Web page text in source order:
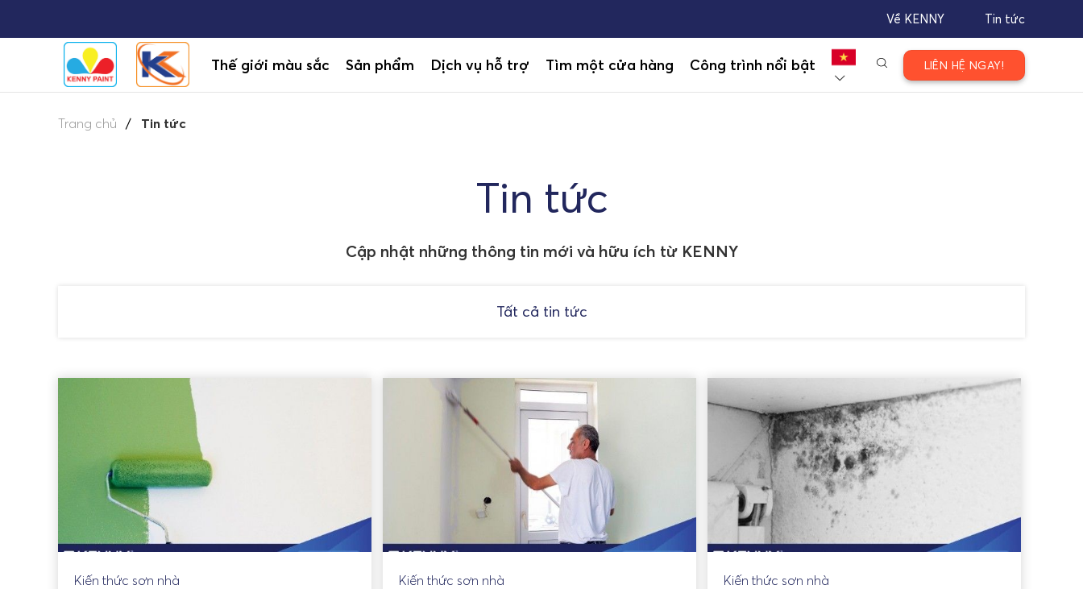
Tin tức
Về KENNY
Thế giới màu sắc Sản phẩm Dịch vụ hỗ trợ Tìm một cửa hàng Công trình nổi bật LIÊN HỆ NGAY!
Trang chủ Tin tức
Tin tức
Cập nhật những thông tin mới và hữu ích từ KENNY
Tất cả tin tức
Kiến thức sơn nhà Kiến thức sơn nhà Kiến thức sơn nhà